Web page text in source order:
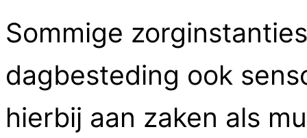
Sommige
dagbesteding ook
hierbij aan zaken als